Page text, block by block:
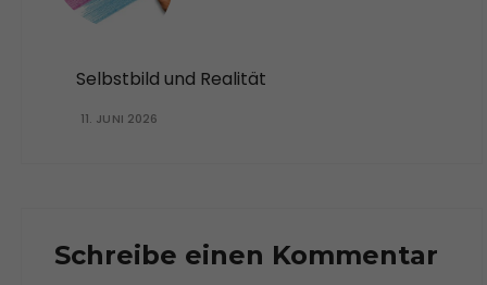
Selbstbild und Realität
11. JUNI 2026
Schreibe einen Kommentar